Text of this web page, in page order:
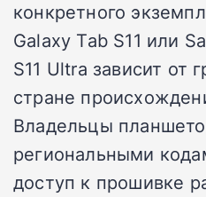
конкретного
Galaxy Tab S11 или
S11 Ultra зависит от
стране
Владельцы
региональными
доступ к прошивке